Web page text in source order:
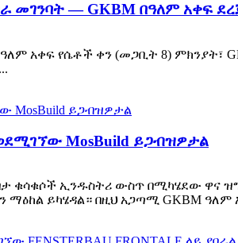
መገንባት — GKBM በዓለም አቀፍ
አቀፍ የሴቶች ቀን (መጋቢት 8)
MosBuild ይጋብዝዎታል
ቁሳቁሶች ኢንዱስትሪ ውስጥ በሚካሄደው
ይካሄዳል። በዚህ አጋጣሚ GKBM ዓለም